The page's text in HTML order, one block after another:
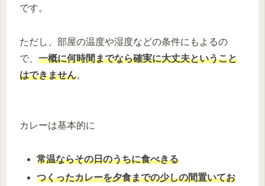
です。
ただし、部屋の温度や湿度などの条件にもよるの
で、 一概に何時間までなら確実に大丈夫ということ
はできません。
カレーは基本的に
常温ならその日のうちに食べきる
つくったカレーを夕食までの少しの間置いてお